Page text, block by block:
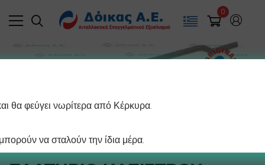
0
θα φεύγει νωρίτερα από Κέρκυρα.
να σταλούν την ίδια μέρα.